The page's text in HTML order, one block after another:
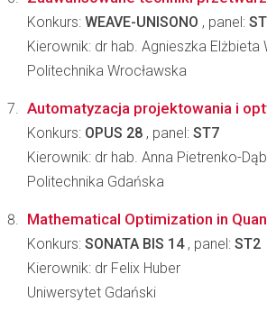
Konkurs: WEAVE-UNISONO , panel:
Kierownik: dr hab. Agnieszka Elżbieta
Politechnika Wrocławska
Automatyzacja projektowania i
Konkurs: OPUS 28 , panel: ST7
Kierownik: dr hab. Anna Pietrenko-
Politechnika Gdańska
Mathematical Optimization in
Konkurs: SONATA BIS 14, panel: ST2
Kierownik: dr Felix Huber
Uniwersytet Gdański